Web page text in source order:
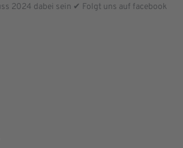
2024 dabei sein ✔ Folgt uns auf facebook